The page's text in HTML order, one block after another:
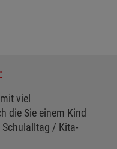
mit viel
die Sie einem Kind
/ Kita-